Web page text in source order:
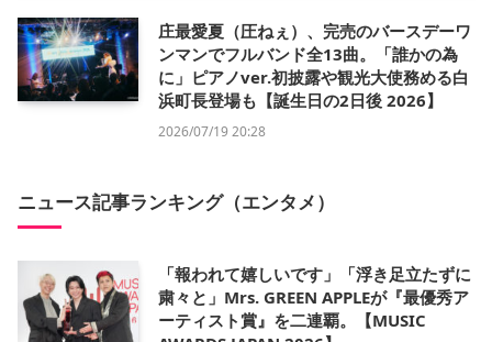
庄最愛夏（圧ねぇ）、完売のバースデーワ
ンマンでフルバンド全13曲。「誰かの為
に」ピアノver.初披露や観光大使務める白
浜町長登場も【誕生日の2日後 2026】
2026/07/19 20:28
ニュース記事ランキング（エンタメ）
「報われて嬉しいです」「浮き足立たずに
粛々と」Mrs. GREEN APPLEが『最優秀ア
ーティスト賞』を二連覇。【MUSIC